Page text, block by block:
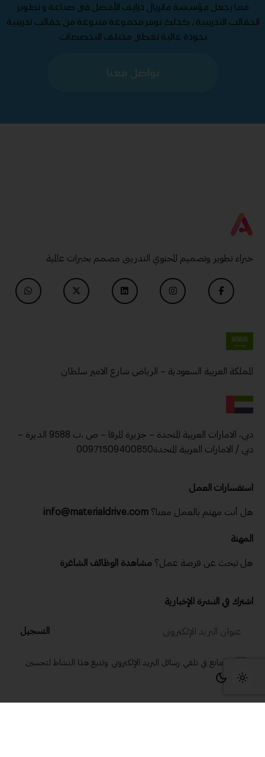
مما يجعل مؤسسة ماتريال درايف الأفضل في صناعة و تطوير
الحقائب التدريبية , كذلك نوفر مجموعة متنوعة من حقائب تدريبية
بجودة عالية تغطي مختلف التخصصات
تواصل معنا
خبراء تطوير وتصميم المحتوي التدريبى مصمم بخبرات عالمية
المملكة العربية السعودية – الرياض شارع الامير سلطان
دبي، الامارات العربية المتحدة – جزيرة المرفا – ص .ب 9588 الديرة –
دبي / الامارات العربية المتحدة00971509400850
استفسارات العمل
هل أنت مهتم بالعمل معنا؟ info@materialdrive.com
المهنة
هل تبحث عن فرصة عمل؟ مشاهدة الوظائف الشاغرة
اشترك في النشرة الإخبارية
التسجيل
لا أمانع في تلقي رسائل البريد الإلكتروني وتتبع هذا النشاط لتحسين
تجربتي.